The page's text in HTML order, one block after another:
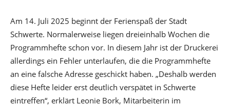
Am 14. Juli 2025 beginnt der Ferienspaß der Stadt
Schwerte. Normalerweise liegen dreieinhalb Wochen die
Programmhefte schon vor. In diesem Jahr ist der Druckerei
allerdings ein Fehler unterlaufen, die die Programmhefte
an eine falsche Adresse geschickt haben. „Deshalb werden
diese Hefte leider erst deutlich verspätet in Schwerte
eintreffen“, erklärt Leonie Bork, Mitarbeiterin im